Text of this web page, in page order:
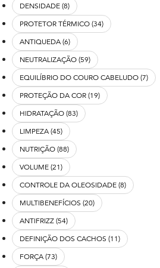
DENSIDADE (8)
PROTETOR TÉRMICO (34)
ANTIQUEDA (6)
NEUTRALIZAÇÃO (59)
EQUILÍBRIO DO COURO CABELUDO (7)
PROTEÇÃO DA COR (19)
HIDRATAÇÃO (83)
LIMPEZA (45)
NUTRIÇÃO (88)
VOLUME (21)
CONTROLE DA OLEOSIDADE (8)
MULTIBENEFÍCIOS (20)
ANTIFRIZZ (54)
DEFINIÇÃO DOS CACHOS (11)
FORÇA (73)